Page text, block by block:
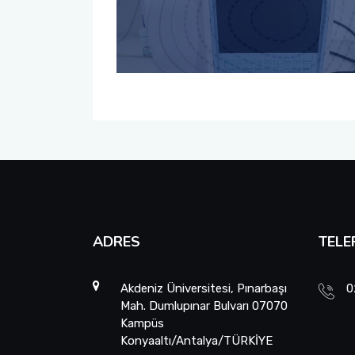
ADRES
Akdeniz Üniversitesi, Pınarbaşı
Mah. Dumlupınar Bulvarı 07070
Kampüs
Konyaaltı/Antalya/TÜRKİYE